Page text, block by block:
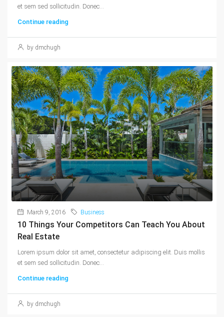
et sem sed sollicitudin. Donec...
Continue reading
by dmchugh
March 9, 2016 Business
10 Things Your Competitors Can Teach You About
Real Estate
Lorem ipsum dolor sit amet, consectetur adipiscing elit. Duis mollis
et sem sed sollicitudin. Donec...
Continue reading
by dmchugh